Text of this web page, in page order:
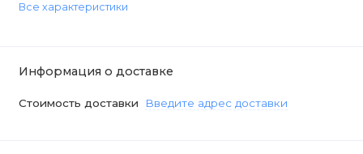
Все характеристики
Информация о доставке
Стоимость доставки Введите адрес доставки